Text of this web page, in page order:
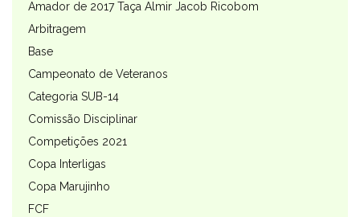
Amador de 2017 Taça Almir Jacob Ricobom
Arbitragem
Base
Campeonato de Veteranos
Categoria SUB-14
Comissão Disciplinar
Competições 2021
Copa Interligas
Copa Marujinho
FCF